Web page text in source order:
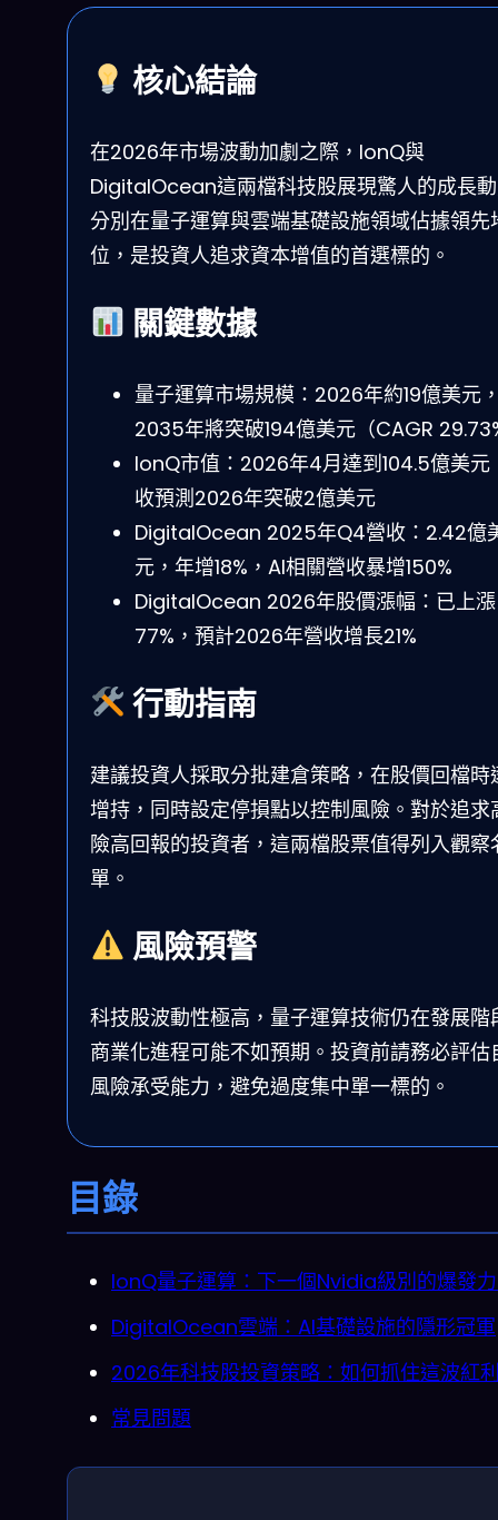
核心結論
在2026年市場波動加劇之際，IonQ與
DigitalOcean這兩檔科技股展現驚人的成長
分別在量子運算與雲端基礎設施領域佔據領先
位，是投資人追求資本增值的首選標的。
關鍵數據
量子運算市場規模：2026年約19億美元
2035年將突破194億美元（CAGR
IonQ市值：2026年4月達到104.5億美元
收預測2026年突破2億美元
DigitalOcean 2025年Q4營收：2.42億
元，年增18%，AI相關營收暴增150%
DigitalOcean 2026年股價漲幅：已上漲
77%，預計2026年營收增長21%
行動指南
建議投資人採取分批建倉策略，在股價回檔時
增持，同時設定停損點以控制風險。對於追求
險高回報的投資者，這兩檔股票值得列入觀察
單。
風險預警
科技股波動性極高，量子運算技術仍在發展階
商業化進程可能不如預期。投資前請務必評估
風險承受能力，避免過度集中單一標的。
目錄
IonQ量子運算：下一個Nvidia級別的爆發
DigitalOcean雲端：AI基礎設施的隱形冠軍
2026年科技股投資策略：如何抓住這波紅
常見問題